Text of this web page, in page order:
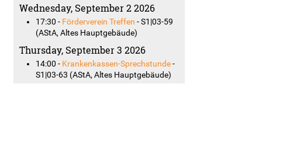
Wednesday, September 2 2026
17:30 - Förderverein Treffen -S1|03-59
(AStA, Altes Hauptgebäude)
Thursday, September 3 2026
14:00 - Krankenkassen-Sprechstunde -
S1|03-63 (AStA, Altes Hauptgebäude)